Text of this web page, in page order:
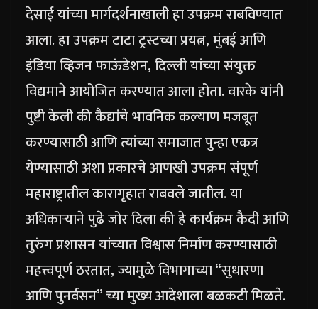
देसाई यांच्या मार्गदर्शनाखाली हा उपक्रम राबविण्यात
आला. हा उपक्रम टाटा ट्रस्टच्या प्रयत्न, मुंबई आणि
इंडिया व्हिजन फाऊंडेशन, दिल्ली यांच्या संयुक्त
विद्यमाने आयोजित करण्यात आला होता.वारके यांनी
पुष्टी केली की कैद्यांचे भावनिक कल्याण मजबूत
करण्यासाठी आणि त्यांच्या समाजात पुन्हा एकत्र
येण्यासाठी अशा प्रकारचे आणखी उपक्रम संपूर्ण
महाराष्ट्रातील कारागृहात राबवले जातील. या
अधिकाऱ्याने पुढे जोर दिला की हे कार्यक्रम कैदी आणि
तुरुंग प्रशासन यांच्यात विश्वास निर्माण करण्यासाठी
महत्त्वपूर्ण ठरतात, ज्यामुळे विभागाच्या “सुधारणा
आणि पुनर्वसन” च्या मुख्य आदेशाला बळकटी मिळते.